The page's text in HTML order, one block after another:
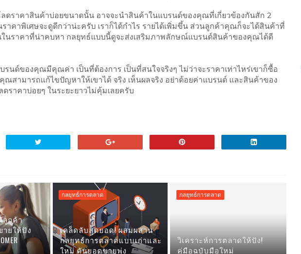
ราคาสินค้าบ่อยขนาดนั้น อาจจะนำสินค้าในแบรนด์ของคุณที่เกี่ยวข้องกันสัก 2
าคาพิเศษจะดูดีกว่าน่ะครับ เราก็ได้กำไร รายได้เพิ่มขึ้น ส่วนลูกค้าคุณก็จะได้สินค้าที่
ในราคาที่น่าคบหา กลยุทธ์แบบนี้ดูจะส่งเสริมภาพลักษณ์แบรนด์สินค้าของคุณได้ดี
นด์ของคุณมีคุณค่า เป็นที่ต้องการ เป็นที่สนใจจริงๆ ไม่ว่าจะราคาเท่าไหร่เขาก็ซื้อ
สามารถแก้ไขปัญหาให้เขาได้ จริง เห็นผลจริง อย่าด้อยค่าแบรนด์ และสินค้าของ
ราคาบ่อยๆ ในระยะยาวไม่คุ้มเลยครับ
ลูกค้า
ยให้ปัง
กลยุทธ์การตลาด
เคล็ดลับสุดยอด! ผสมผสาน
กลยุทธ์การตลาดแบบเก่าและ
ใหม่ ดันยอดขายพุ่ง
กลยุทธ์การตลาด
วิเคราะห์การตลาดให้ปัง!
คู่มือฉบับมือใหม่